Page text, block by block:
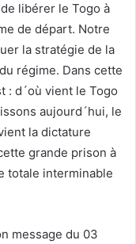
libérer le Togo à
de départ. Notre
la stratégie de la
régime. Dans cette
: d´où vient le Togo
aujourd´hui, le
la dictature
grande prison à
totale interminable
message du 03